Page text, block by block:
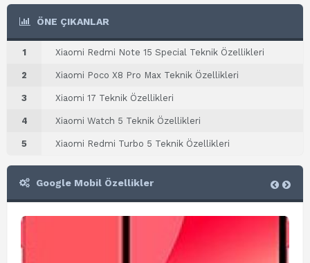
ÖNE ÇIKANLAR
1 Xiaomi Redmi Note 15 Special Teknik Özellikleri
2 Xiaomi Poco X8 Pro Max Teknik Özellikleri
3 Xiaomi 17 Teknik Özellikleri
4 Xiaomi Watch 5 Teknik Özellikleri
5 Xiaomi Redmi Turbo 5 Teknik Özellikleri
Google Mobil Özellikler